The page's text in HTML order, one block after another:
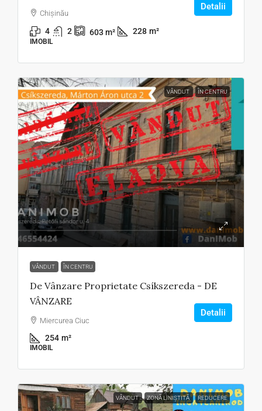
Chișinău
4 2 603m² 228 m²
IMOBIL
Detalii
VÂNDUT ÎN CENTRU
1€
1€
VÂNDUT ÎN CENTRU
De Vânzare Proprietate Csíkszereda - DE
VÂNZARE
Miercurea Ciuc
254 m²
IMOBIL
Detalii
VÂNDUT ZONĂ LINIȘTITĂ REDUCERE